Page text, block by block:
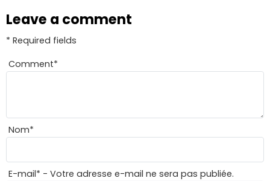
Leave a comment
* Required fields
Comment*
Nom*
E-mail* - Votre adresse e-mail ne sera pas publiée.